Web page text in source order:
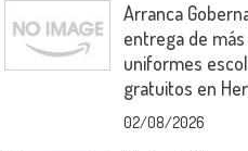
Arranca
entrega de más
uniformes
gratuitos en
02/08/2026